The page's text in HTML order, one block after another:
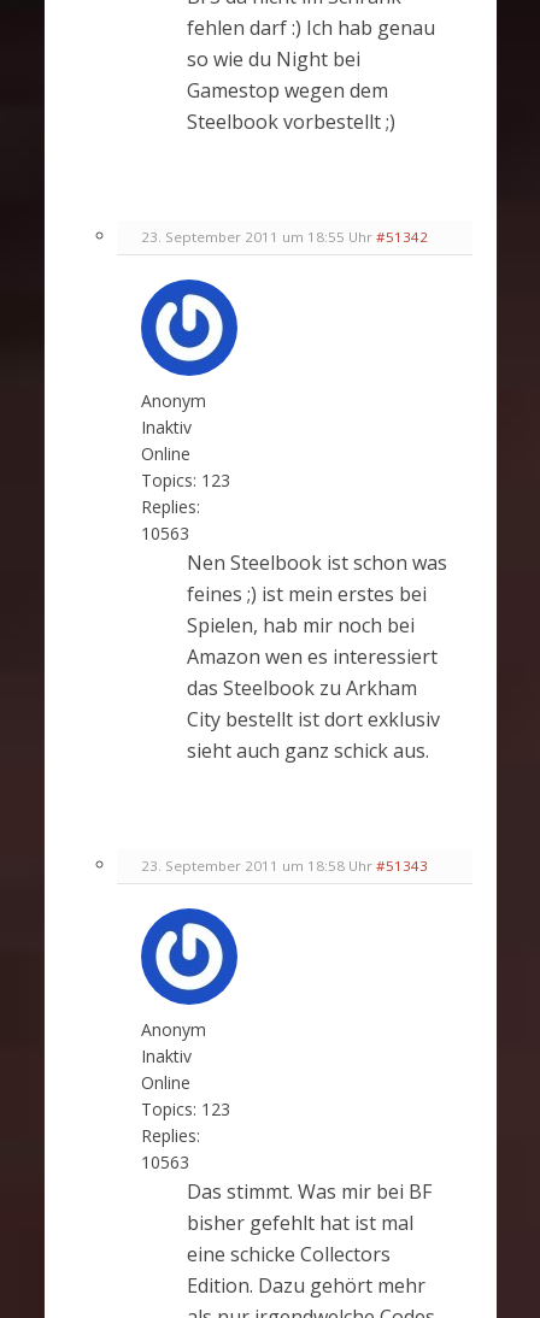
fehlen darf :) Ich hab genau
so wie du Night bei
Gamestop wegen dem
Steelbook vorbestellt ;)
23. September 2011 um 18:55 Uhr #51342
Anonym
Inaktiv
Online
Topics: 123
Replies:
10563
Nen Steelbook ist schon was
feines ;) ist mein erstes bei
Spielen, hab mir noch bei
Amazon wen es interessiert
das Steelbook zu Arkham
City bestellt ist dort exklusiv
sieht auch ganz schick aus.
23. September 2011 um 18:58 Uhr #51343
Anonym
Inaktiv
Online
Topics: 123
Replies:
10563
Das stimmt. Was mir bei BF
bisher gefehlt hat ist mal
eine schicke Collectors
Edition. Dazu gehört mehr